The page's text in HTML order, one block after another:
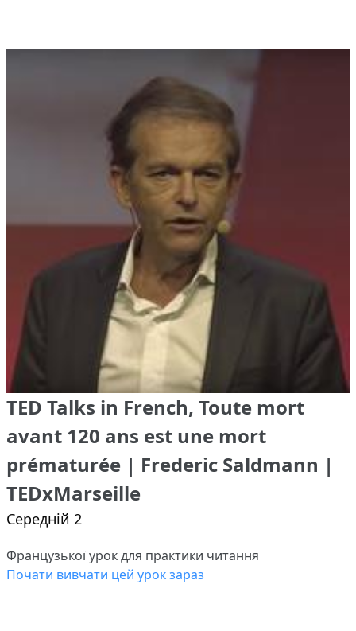
TED Talks in French, Toute mort
avant 120 ans est une mort
prématurée | Frederic Saldmann |
TEDxMarseille
Середній 2
Французької урок для практики читання
Почати вивчати цей урок зараз